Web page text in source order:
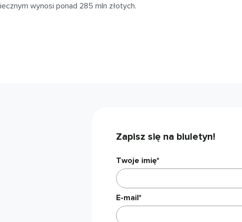
wynosi ponad 285 mln złotych.
Zapisz się na biuletyn!
Twoje imię*
E-mail*